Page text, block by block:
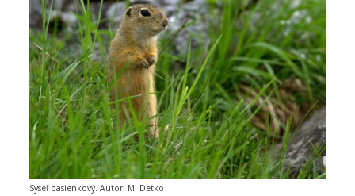
Syseľ pasienkový. Autor: M. Detko